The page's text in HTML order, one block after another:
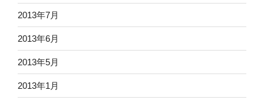
2013年7月
2013年6月
2013年5月
2013年1月